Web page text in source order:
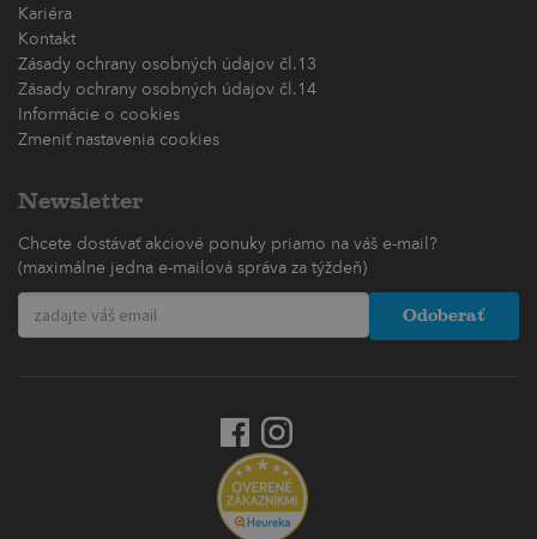
Kariéra
Kontakt
Zásady ochrany osobných údajov čl.13
Zásady ochrany osobných údajov čl.14
Informácie o cookies
Zmeniť nastavenia cookies
Newsletter
Chcete dostávať akciové ponuky priamo na váš e-mail?
(maximálne jedna e-mailová správa za týždeň)
Odoberať